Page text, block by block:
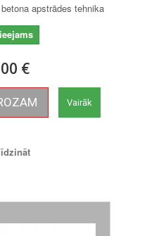
apstrādes tehnika
€
Vairāk